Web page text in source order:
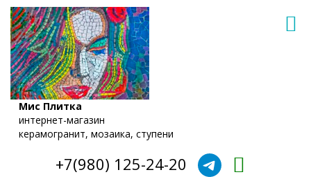
Мис Плитка
интернет-магазин
керамогранит, мозаика, ступени
+7(980) 125-24-20